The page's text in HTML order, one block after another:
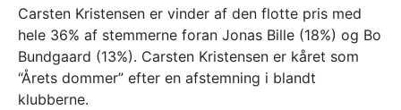
Carsten Kristensen er vinder af den flotte pris med
hele 36% af stemmerne foran Jonas Bille (18%) og Bo
Bundgaard (13%). Carsten Kristensen er kåret som
“Årets dommer” efter en afstemning i blandt
klubberne.